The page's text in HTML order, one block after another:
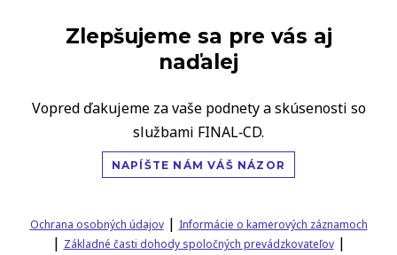
Zlepšujeme sa pre vás aj
naďalej
Vopred ďakujeme za vaše podnety a skúsenosti so
službami FINAL‑CD.
NAPÍŠTE NÁM VÁŠ NÁZOR
Ochrana osobných údajov| Informácie o kamerových záznamoch
| Základné časti dohody spoločných prevádzkovateľov|